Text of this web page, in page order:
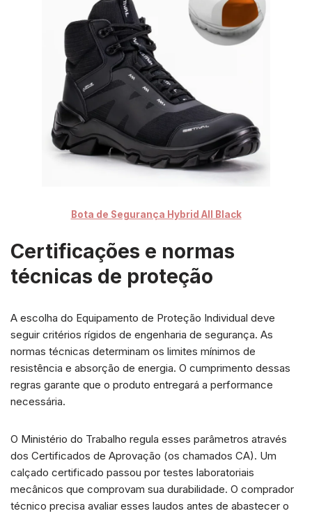
Bota de Segurança Hybrid All Black
Certificações e normas
técnicas de proteção
A escolha do Equipamento de Proteção Individual deve
seguir critérios rígidos de engenharia de segurança. As
normas técnicas determinam os limites mínimos de
resistência e absorção de energia. O cumprimento dessas
regras garante que o produto entregará a performance
necessária.
O Ministério do Trabalho regula esses parâmetros através
dos Certificados de Aprovação (os chamados CA). Um
calçado certificado passou por testes laboratoriais
mecânicos que comprovam sua durabilidade. O comprador
técnico precisa avaliar esses laudos antes de abastecer o